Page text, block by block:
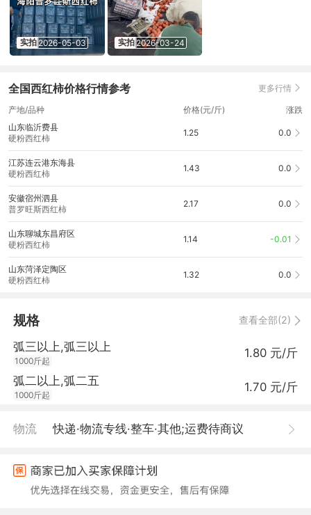
实拍 2026-05-03 实拍 2026-03-24
全国西红柿价格行情参考 更多行情
产地/品种 价格(元/斤)
涨跌
山东临沂费县
硬粉西红柿
1.25 0.0
江苏连云港东海县
硬粉西红柿
1.43 0.0
安徽宿州泗县
普罗旺斯西红柿
2.17 0.0
山东聊城东昌府区
硬粉西红柿
1.14 -0.01
山东菏泽定陶区
硬粉西红柿
1.32 0.0
规格 查看全部(2)
弧三以上,弧三以上
1000斤起
1.80 元/斤
弧二以上,弧二五
1000斤起
1.70 元/斤
物流 快递·物流专线·整车·其他;运费待商议